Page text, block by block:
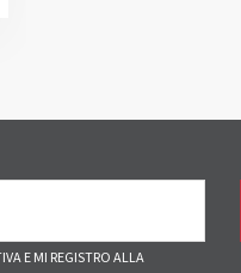
E MI REGISTRO ALLA